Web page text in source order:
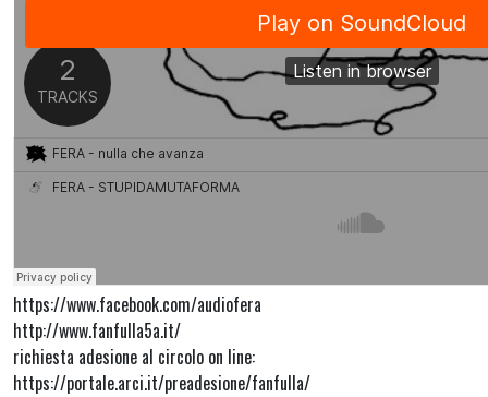
https://www.facebook.com/audiofera
http://www.fanfulla5a.it/
richiesta adesione al circolo on line:
https://portale.arci.it/preadesione/fanfulla/